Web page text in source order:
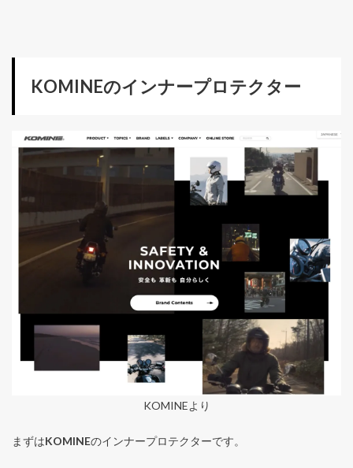
KOMINEのインナープロテクター
KOMINEより
まずはKOMINEのインナープロテクターです。